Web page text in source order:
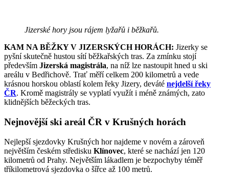
Jizerské hory jsou rájem lyžařů i běžkařů.
KAM NA BĚŽKY V JIZERSKÝCH HORÁCH: Jizerky se
pyšní skutečně hustou sítí běžkařských tras. Za zmínku stojí
především Jizerská magistrála, na níž lze nastoupit hned u ski
areálu v Bedřichově. Trať měří celkem 200 kilometrů a vede
krásnou horskou oblastí kolem řeky Jizery, deváté nejdelší řeky
ČR. Kromě magistrály se vyplatí využít i méně známých, zato
klidnějších běžeckých tras.
Nejnovější ski areál ČR v Krušných horách
Nejlepší sjezdovky Krušných hor najdeme v novém a zároveň
největším českém středisku Klínovec, které se nachází jen 120
kilometrů od Prahy. Největším lákadlem je bezpochyby téměř
tříkilometrová sjezdovka o šířce až 100 metrů.